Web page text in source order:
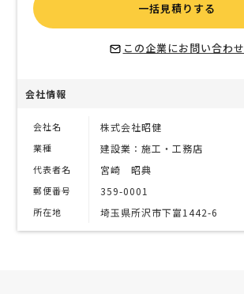
一括見積りする
この企業にお問い合わせ
会社情報
会社名 株式会社昭健
業種 建設業：施工・工務店
代表者名 宮崎 昭典
郵便番号 359-0001
所在地 埼玉県所沢市下富1442-6